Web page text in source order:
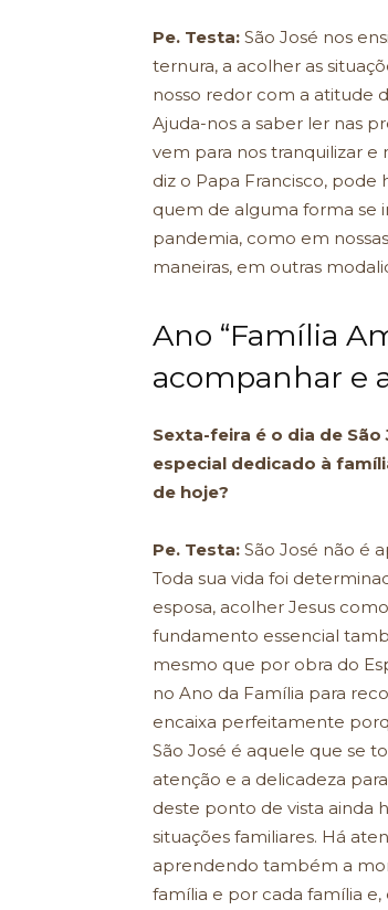
Pe. Testa: São José nos
ternura, a acolher as
nosso redor com a atitude
Ajuda-nos a saber ler nas
vem para nos tranquilizar e
diz o Papa Francisco,
quem de alguma forma se
pandemia, como em
maneiras, em outras
Ano “Família
acompanhar e
Sexta-feira é o dia de
especial dedicado à
de hoje?
Pe. Testa: São José não é
Toda sua vida foi
esposa, acolher Jesus
fundamento essencial
mesmo que por obra do
no Ano da Família para
encaixa perfeitamente
São José é aquele que se
atenção e a delicadeza
deste ponto de vista ainda
situações familiares. Há
aprendendo também a
família e por cada família